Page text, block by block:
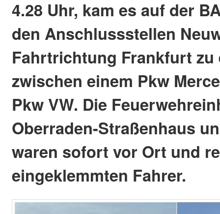
4.28 Uhr, kam es auf der
den Anschlussstellen
Fahrtrichtung Frankfurt
zwischen einem Pkw
Pkw VW. Die
Oberraden-Straßenhaus
waren sofort vor Ort und
eingeklemmten Fahrer.